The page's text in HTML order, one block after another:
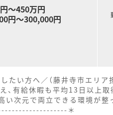
～450万円
円～300,000円
たい方へ／（藤井寺市エリア
、有給休暇も平均13日以上
い次元で両立できる環境が整
＊